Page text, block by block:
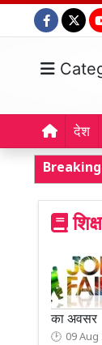
देश
का अवसर
09 Aug